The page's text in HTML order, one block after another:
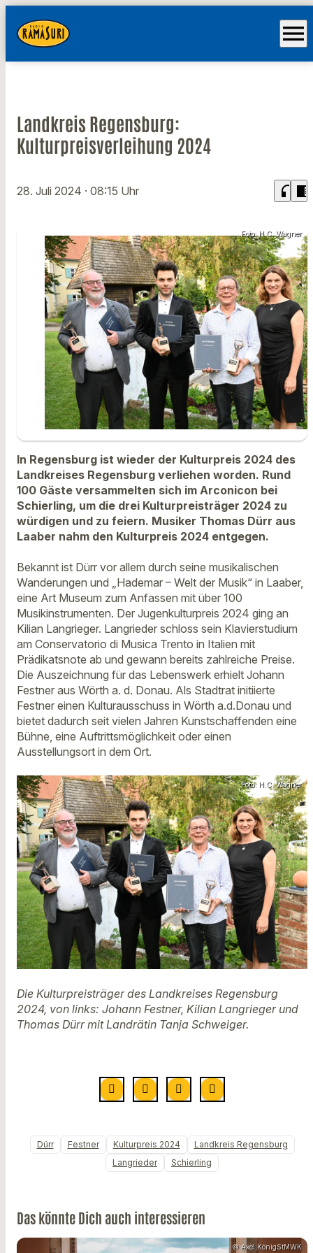
menu
Landkreis Regensburg:
Kulturpreisverleihung 2024
28. Juli 2024 · 08:15 Uhr headphones chrome_reader_mode
Foto: H.C. Wagner
In Regensburg ist wieder der Kulturpreis 2024 des
Landkreises Regensburg verliehen worden. Rund
100 Gäste versammelten sich im Arconicon bei
Schierling, um die drei Kulturpreisträger 2024 zu
würdigen und zu feiern. Musiker Thomas Dürr aus
Laaber nahm den Kulturpreis 2024 entgegen.
Bekannt ist Dürr vor allem durch seine musikalischen
Wanderungen und „Hademar – Welt der Musik“ in Laaber,
eine Art Museum zum Anfassen mit über 100
Musikinstrumenten. Der Jugenkulturpreis 2024 ging an
Kilian Langrieger. Langrieder schloss sein Klavierstudium
am Conservatorio di Musica Trento in Italien mit
Prädikatsnote ab und gewann bereits zahlreiche Preise.
Die Auszeichnung für das Lebenswerk erhielt Johann
Festner aus Wörth a. d. Donau. Als Stadtrat initiierte
Festner einen Kulturausschuss in Wörth a.d.Donau und
bietet dadurch seit vielen Jahren Kunstschaffenden eine
Bühne, eine Auftrittsmöglichkeit oder einen
Ausstellungsort in dem Ort.
Foto: H.C. Wagner
Die Kulturpreisträger des Landkreises Regensburg
2024, von links: Johann Festner, Kilian Langrieger und
Thomas Dürr mit Landrätin Tanja Schweiger.
Dürr Festner Kulturpreis 2024
Landkreis Regensburg
Langrieder
Schierling
Das könnte Dich auch interessieren
© Axel KönigStMWK